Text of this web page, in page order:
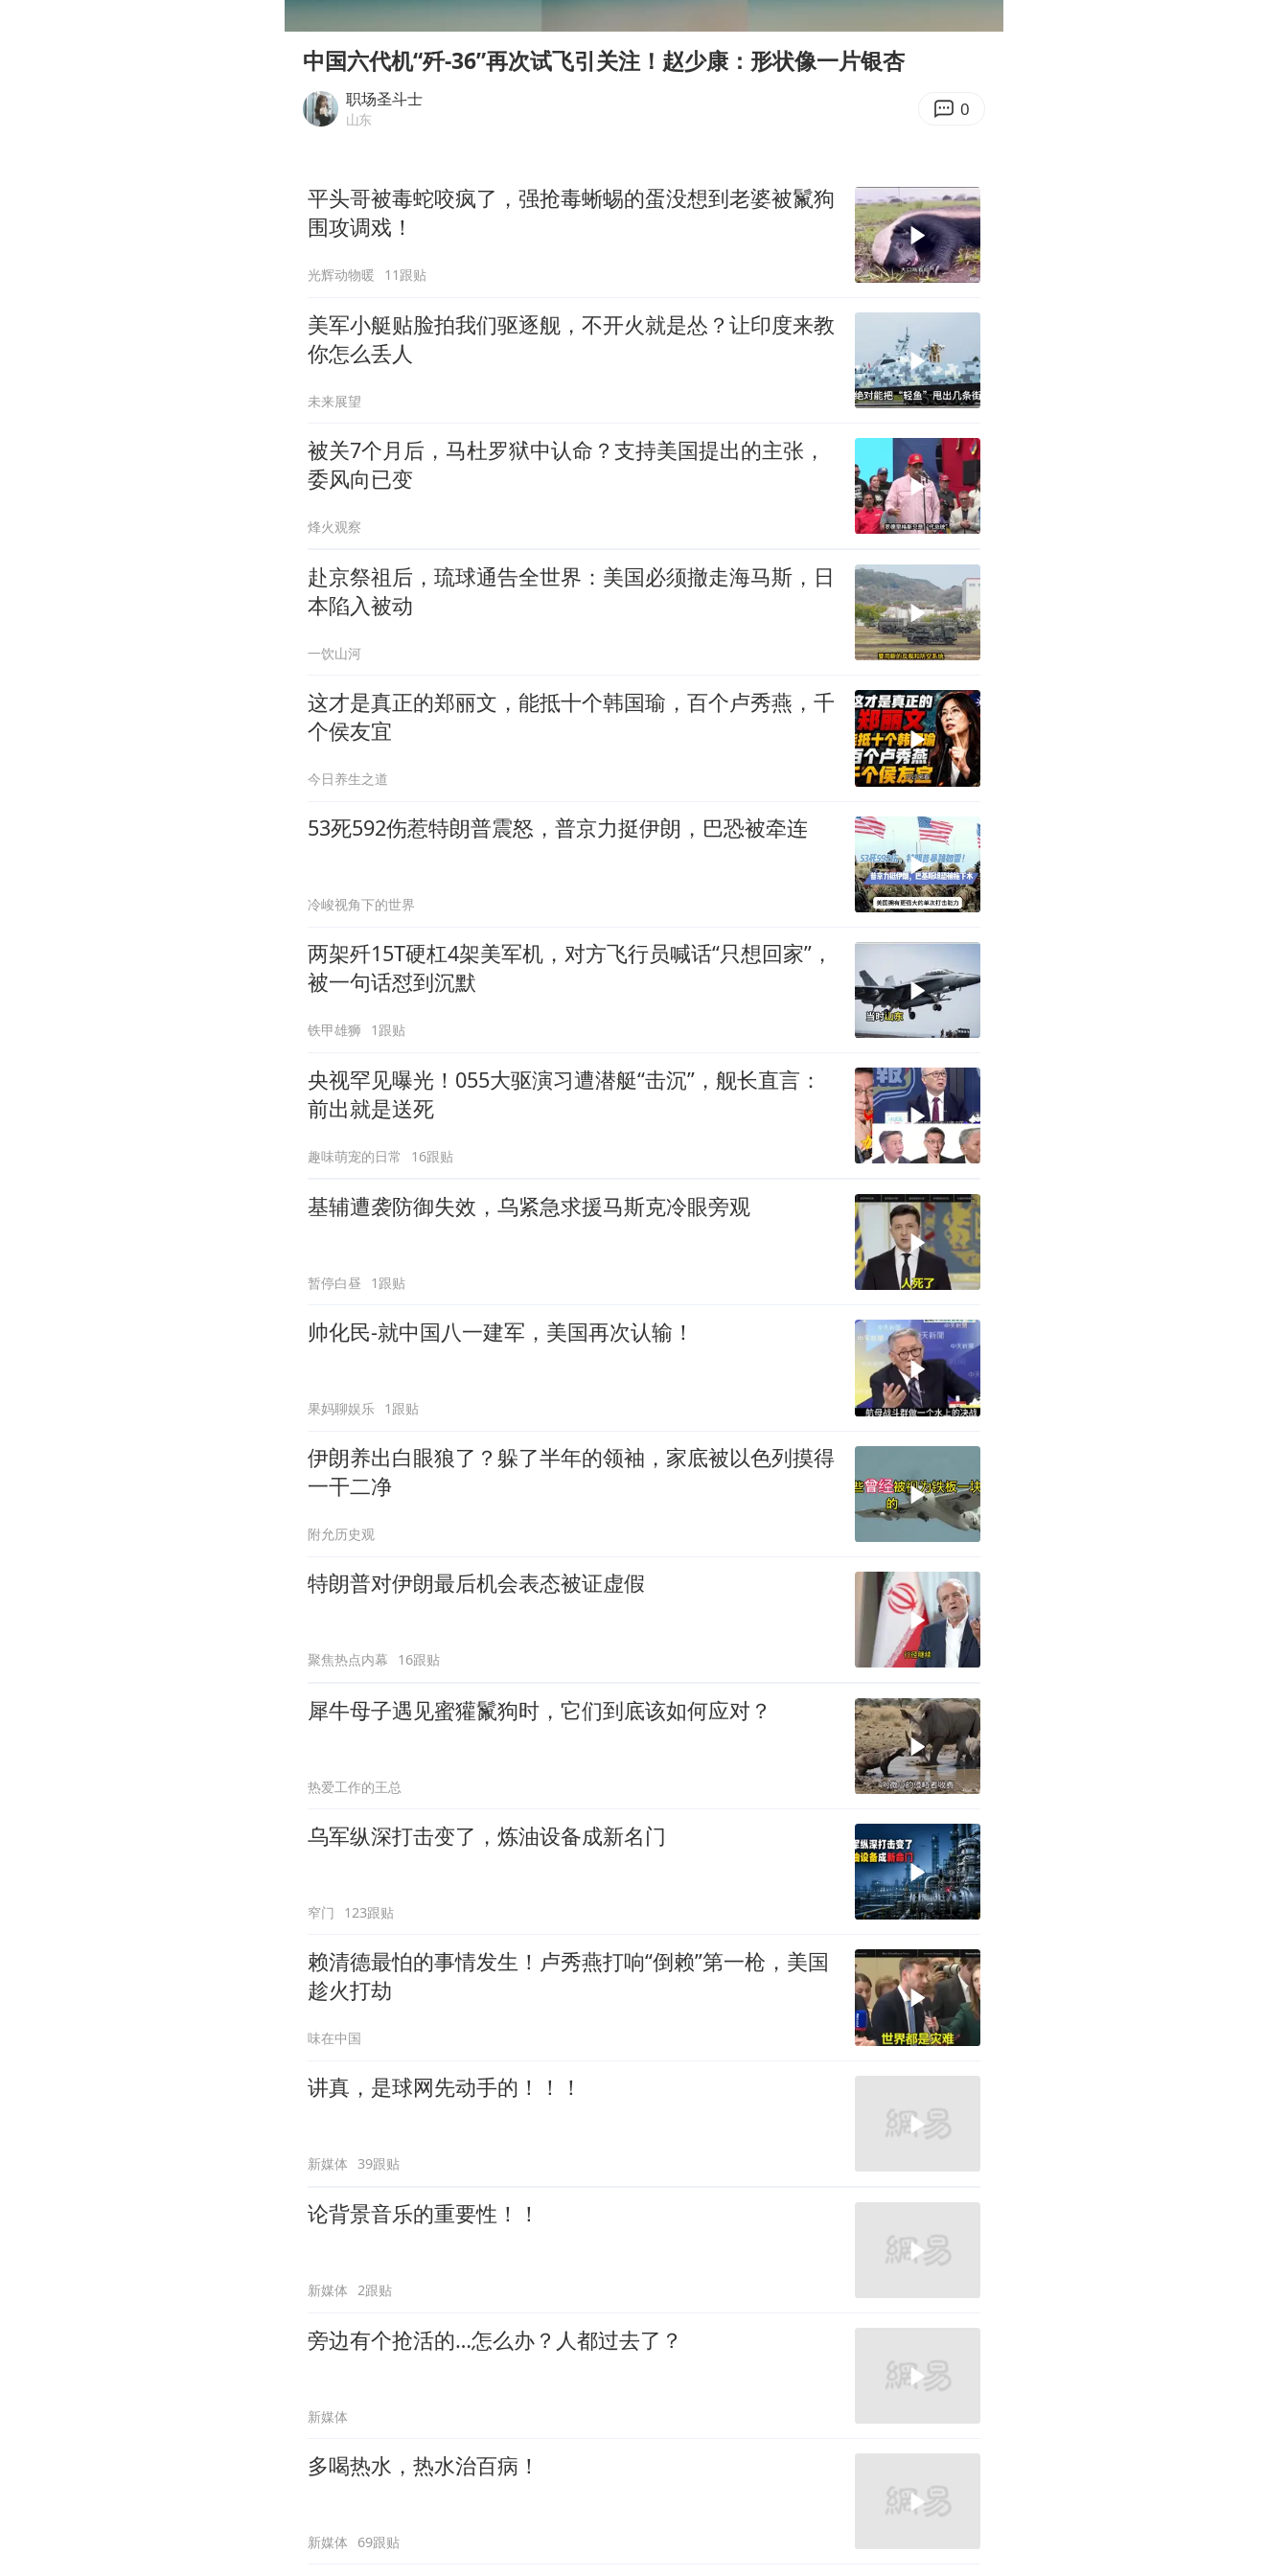
80后女柜员逆袭成4200亿银行副行长
感觉全东北都在等7号
东方甄选被判赔偿江小白30万元
00:00
中国六代机“歼-36”再次试飞引关注！赵少康：形状像一片银杏
职场圣斗士
山东 0
平头哥被毒蛇咬疯了，强抢毒蜥蜴的蛋没想到老婆被鬣狗
围攻调戏！
光辉动物暖 11跟贴
美军小艇贴脸拍我们驱逐舰，不开火就是怂？让印度来教
你怎么丢人
未来展望
被关7个月后，马杜罗狱中认命？支持美国提出的主张，
委风向已变
烽火观察
赴京祭祖后，琉球通告全世界：美国必须撤走海马斯，日
本陷入被动
一饮山河
这才是真正的郑丽文，能抵十个韩国瑜，百个卢秀燕，千
个侯友宜
今日养生之道
53死592伤惹特朗普震怒，普京力挺伊朗，巴恐被牵连
冷峻视角下的世界
两架歼15T硬杠4架美军机，对方飞行员喊话“只想回家”，
被一句话怼到沉默
铁甲雄狮 1跟贴
央视罕见曝光！055大驱演习遭潜艇“击沉”，舰长直言：
前出就是送死
趣味萌宠的日常 16跟贴
基辅遭袭防御失效，乌紧急求援马斯克冷眼旁观
暂停白昼 1跟贴
帅化民-就中国八一建军，美国再次认输！
果妈聊娱乐 1跟贴
伊朗养出白眼狼了？躲了半年的领袖，家底被以色列摸得
一干二净
附允历史观
特朗普对伊朗最后机会表态被证虚假
聚焦热点内幕 16跟贴
犀牛母子遇见蜜獾鬣狗时，它们到底该如何应对？
热爱工作的王总
乌军纵深打击变了，炼油设备成新名门
窄门 123跟贴
赖清德最怕的事情发生！卢秀燕打响“倒赖”第一枪，美国
趁火打劫
味在中国
讲真，是球网先动手的！！！
新媒体 39跟贴
论背景音乐的重要性！！
新媒体 2跟贴
旁边有个抢活的…怎么办？人都过去了？
新媒体
多喝热水，热水治百病！
新媒体 69跟贴